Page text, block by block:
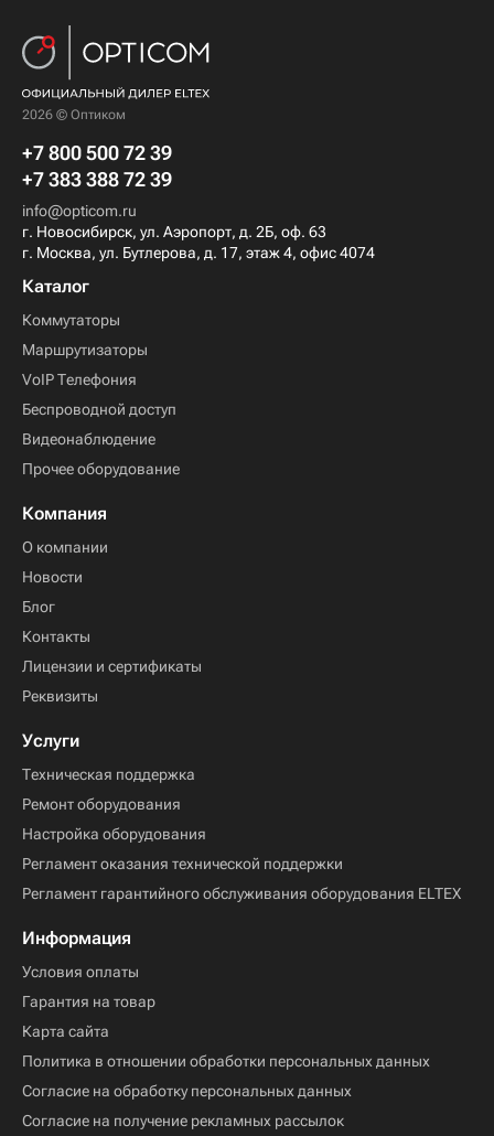
2026 © Оптиком
+7 800 500 72 39
+7 383 388 72 39
info@opticom.ru
г. Новосибирск, ул. Аэропорт, д. 2Б, оф. 63
г. Москва, ул. Бутлерова, д. 17, этаж 4, офис 4074
Каталог
Коммутаторы
Маршрутизаторы
VoIP Телефония
Беспроводной доступ
Видеонаблюдение
Прочее оборудование
Компания
О компании
Новости
Блог
Контакты
Лицензии и сертификаты
Реквизиты
Услуги
Техническая поддержка
Ремонт оборудования
Настройка оборудования
Регламент оказания технической поддержки
Регламент гарантийного обслуживания оборудования ELTEX
Информация
Условия оплаты
Гарантия на товар
Карта сайта
Политика в отношении обработки персональных данных
Согласие на обработку персональных данных
Согласие на получение рекламных рассылок